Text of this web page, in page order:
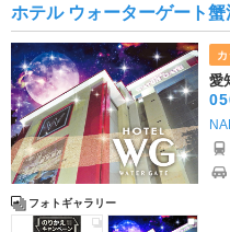
ホテル ウォーターゲート蟹
フォトギャラリー
愛